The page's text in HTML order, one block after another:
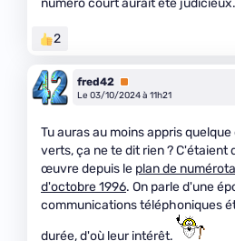
numéro court aurait été judicieux.
2
fred42 Premium
Le 03/10/2024 à 11h21
Tu auras au moins appris
verts, ça ne te dit rien ?
œuvre depuis le plan de
d'octobre 1996. On parle d'une
communications téléphoniques
durée, d'où leur intérêt.